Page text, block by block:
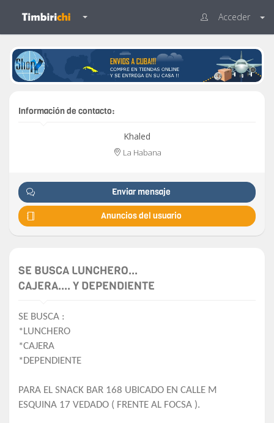
Acceder
Información de contacto:
Khaled
La Habana
Enviar mensaje
Anuncios del usuario
SE BUSCA LUNCHERO...
CAJERA.... Y DEPENDIENTE
SE BUSCA :
*LUNCHERO
*CAJERA
*DEPENDIENTE
PARA EL SNACK BAR 168 UBICADO EN CALLE M
ESQUINA 17 VEDADO ( FRENTE AL FOCSA ).